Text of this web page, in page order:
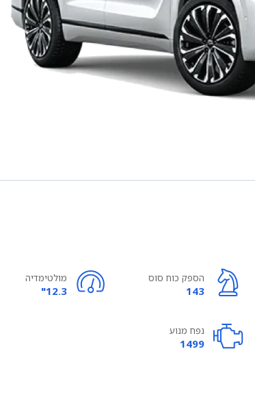
הספק כוח סוס
143
מולטימדיה
12.3"
נפח מנוע
1499